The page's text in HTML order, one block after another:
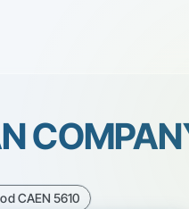
CAEN 5610